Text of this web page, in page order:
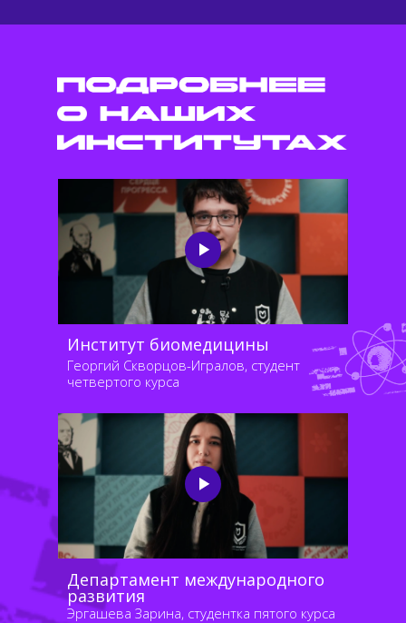
Институт биомедицины
Георгий Скворцов-Игралов, студент
четвертого курса
Департамент международного
развития
Эргашева Зарина, студентка пятого курса